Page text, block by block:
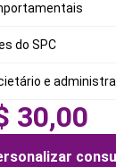
do SPC
e
30,00